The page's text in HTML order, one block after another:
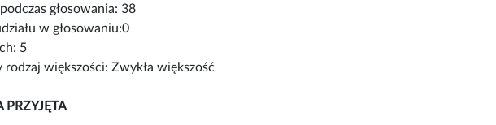
głosowania: 38
w głosowaniu:0
5
rodzaj większości: Zwykła większość
PRZYJĘTA